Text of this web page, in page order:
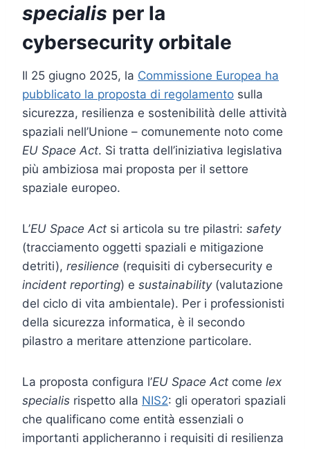
specialis per la
cybersecurity orbitale
Il 25 giugno 2025, la Commissione Europea ha
pubblicato la proposta di regolamento sulla
sicurezza, resilienza e sostenibilità delle attività
spaziali nell’Unione – comunemente noto come
EU Space Act. Si tratta dell’iniziativa legislativa
più ambiziosa mai proposta per il settore
spaziale europeo.
L’EU Space Act si articola su tre pilastri: safety
(tracciamento oggetti spaziali e mitigazione
detriti), resilience (requisiti di cybersecurity e
incident reporting) e sustainability(valutazione
del ciclo di vita ambientale). Per i professionisti
della sicurezza informatica, è il secondo
pilastro a meritare attenzione particolare.
La proposta configura l’EU Space Act come lex
specialis rispetto alla NIS2: gli operatori spaziali
che qualificano come entità essenziali o
importanti applicheranno i requisiti di resilienza